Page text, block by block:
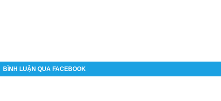
BÌNH LUẬN QUA FACEBOOK